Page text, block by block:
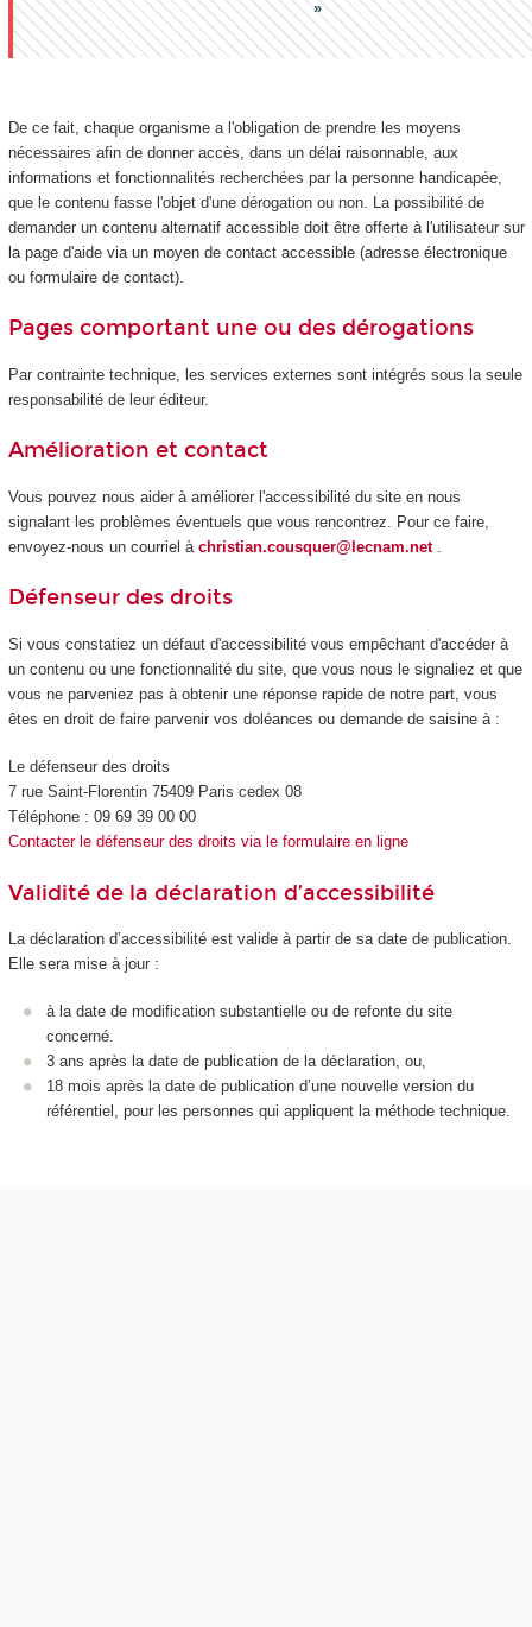
De ce fait, chaque organisme a l'obligation de prendre les moyens
nécessaires afin de donner accès, dans un délai raisonnable, aux
informations et fonctionnalités recherchées par la personne handicapée,
que le contenu fasse l'objet d'une dérogation ou non. La possibilité de
demander un contenu alternatif accessible doit être offerte à l'utilisateur sur
la page d'aide via un moyen de contact accessible (adresse électronique
ou formulaire de contact).
Pages comportant une ou des dérogations
Par contrainte technique, les services externes sont intégrés sous la seule
responsabilité de leur éditeur.
Amélioration et contact
Vous pouvez nous aider à améliorer l'accessibilité du site en nous
signalant les problèmes éventuels que vous rencontrez. Pour ce faire,
envoyez-nous un courriel à christian.cousquer@lecnam.net
Défenseur des droits
Si vous constatiez un défaut d'accessibilité vous empêchant d'accéder à
un contenu ou une fonctionnalité du site, que vous nous le signaliez et que
vous ne parveniez pas à obtenir une réponse rapide de notre part, vous
êtes en droit de faire parvenir vos doléances ou demande de saisine à :
Le défenseur des droits
7 rue Saint-Florentin 75409 Paris cedex 08
Téléphone : 09 69 39 00 00
Contacter le défenseur des droits via le formulaire en ligne
Validité de la déclaration d’accessibilité
La déclaration d’accessibilité est valide à partir de sa date de publication.
Elle sera mise à jour :
à la date de modification substantielle ou de refonte du site
concerné.
3 ans après la date de publication de la déclaration, ou,
18 mois après la date de publication d’une nouvelle version du
référentiel, pour les personnes qui appliquent la méthode technique.